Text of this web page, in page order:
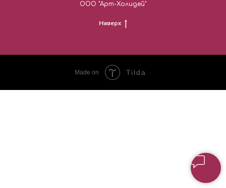
ООО "Арт-Холидей"
Наверх
Made on Tilda